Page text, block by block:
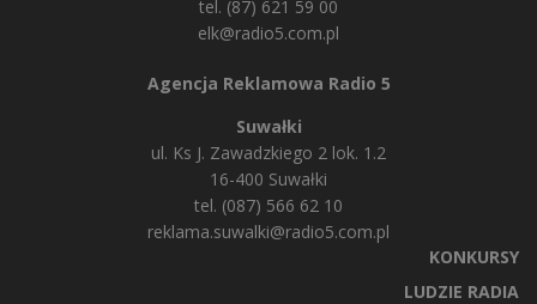
tel. (87) 621 59 00
elk@radio5.com.pl
Agencja Reklamowa Radio 5
Suwałki
ul. Ks J. Zawadzkiego 2 lok. 1.2
16-400 Suwałki
tel. (087) 566 62 10
reklama.suwalki@radio5.com.pl
KONKURSY
LUDZIE RADIA